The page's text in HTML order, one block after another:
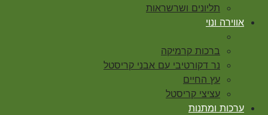
תליונים ושרשראות
אווירה ונוי
ברכות קרמיקה
נר דקורטיבי עם אבני קריסטל
עץ החיים
עציצי קריסטל
ערכות ומתנות